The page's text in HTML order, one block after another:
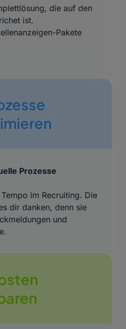
die auf den
ist.
Pakete
Prozesse
im Recruiting. Die
dir danken, denn sie
und